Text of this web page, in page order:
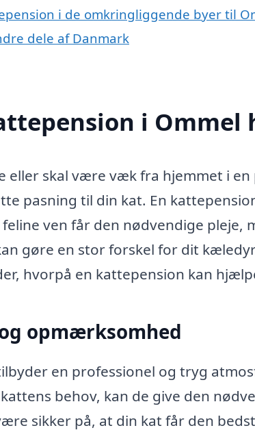
i de omkringliggende byer til
dele af Danmark
i Ommel
eller skal være væk fra hjemmet i
pasning til din kat. En
ven får den nødvendige pleje,
gøre en stor forskel for dit
hvorpå en kattepension kan
opmærksomhed
en professionel og tryg
behov, kan de give den
sikker på, at din kat får den